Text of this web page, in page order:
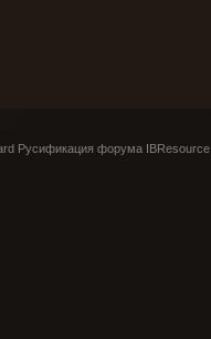
Русификация форума IBResource